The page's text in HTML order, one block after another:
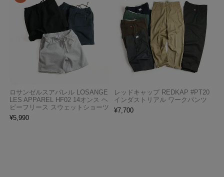
ロサンゼルスアパレル LOSANGE
LES APPAREL HF02 14オンス ヘ
ビーフリース スウェットショーツ
¥5,990
レッドキャップ REDKAP #PT20
インダストリアル ワークパンツ
¥7,700